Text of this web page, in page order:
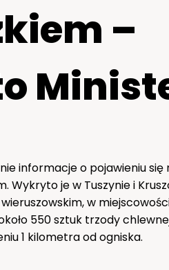
–
informacje o pojawieniu
Wykryto je w Tuszynie i
w
550 sztuk trzody
1 kilometra od ogniska.